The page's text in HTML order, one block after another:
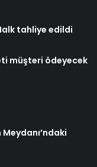
tahliye edildi
müşteri ödeyecek
Meydanı’ndaki